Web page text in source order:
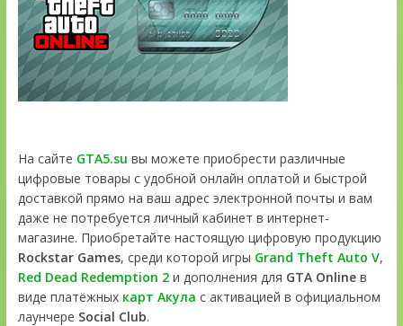
На сайте GTA5.su вы можете приобрести различные
цифровые товары с удобной онлайн оплатой и быстрой
доставкой прямо на ваш адрес электронной почты и вам
даже не потребуется личный кабинет в интернет-
магазине. Приобретайте настоящую цифровую продукцию
Rockstar Games, среди которой игры Grand Theft Auto V,
Red Dead Redemption 2и дополнения для GTA Onlineв
виде платёжных карт Акула с активацией в официальном
лаунчере Social Club.